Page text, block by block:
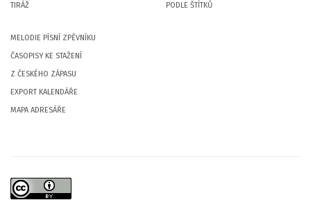
TIRÁŽ
PODLE ŠTÍTKŮ
MELODIE PÍSNÍ ZPĚVNÍKU
ČASOPISY KE STAŽENÍ
Z ČESKÉHO ZÁPASU
EXPORT KALENDÁŘE
MAPA ADRESÁŘE